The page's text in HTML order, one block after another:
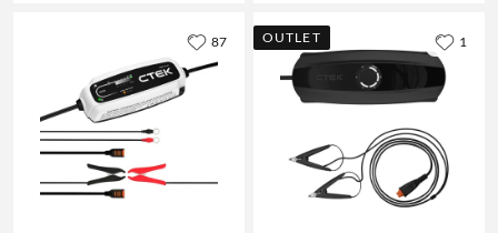
87 OUTLET 1